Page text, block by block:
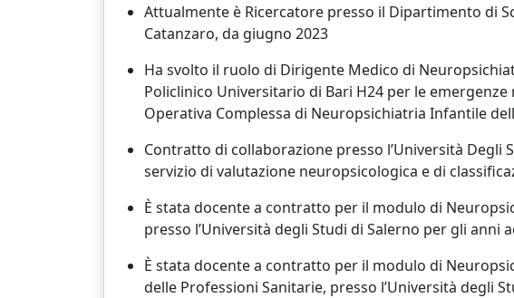
Attualmente è Ricercatore presso il Dipartimento di
Catanzaro, da giugno 2023
Ha svolto il ruolo di Dirigente Medico di
Policlinico Universitario di Bari H24 per le
Operativa Complessa di Neuropsichiatria Infantile
Contratto di collaborazione presso l’Università
servizio di valutazione neuropsicologica e di
È stata docente a contratto per il modulo di
presso l’Università degli Studi di Salerno per gli anni
È stata docente a contratto per il modulo di
delle Professioni Sanitarie, presso l’Università degli